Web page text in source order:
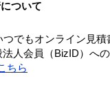
ついて
でもオンライン見積
人会員（BizID）への
ちら